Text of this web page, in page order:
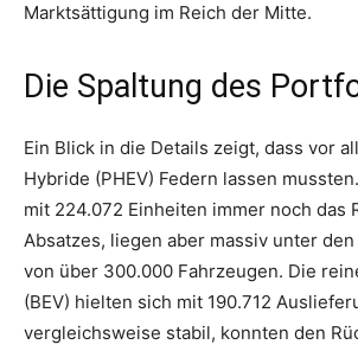
Marktsättigung im Reich der Mitte.
Die Spaltung des
Ein Blick in die Details zeigt, dass vor
Hybride (PHEV) Federn lassen
mit 224.072 Einheiten immer noch das
Absatzes, liegen aber massiv unter
von über 300.000 Fahrzeugen. Die
(BEV) hielten sich mit 190.712
vergleichsweise stabil, konnten den